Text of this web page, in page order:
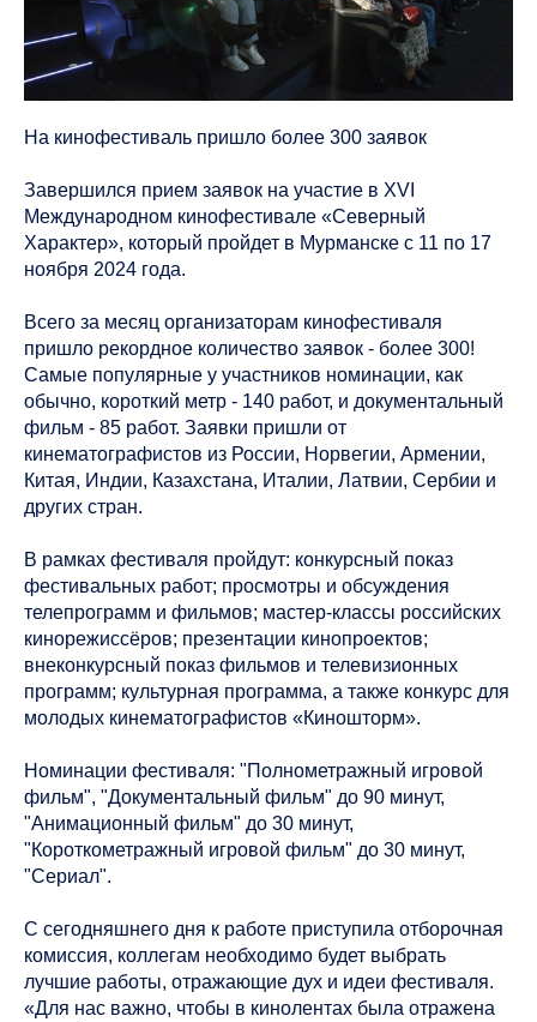
На кинофестиваль пришло более 300 заявок
Завершился прием заявок на участие в XVI
Международном кинофестивале «Северный
Характер», который пройдет в Мурманске с 11 по 17
ноября 2024 года.
Всего за месяц организаторам кинофестиваля
пришло рекордное количество заявок - более 300!
Самые популярные у участников номинации, как
обычно, короткий метр - 140 работ, и документальный
фильм - 85 работ. Заявки пришли от
кинематографистов из России, Норвегии, Армении,
Китая, Индии, Казахстана, Италии, Латвии, Сербии и
других стран.
В рамках фестиваля пройдут: конкурсный показ
фестивальных работ; просмотры и обсуждения
телепрограмм и фильмов; мастер-классы российских
кинорежиссёров; презентации кинопроектов;
внеконкурсный показ фильмов и телевизионных
программ; культурная программа, а также конкурс для
молодых кинематографистов «Киношторм».
Номинации фестиваля: "Полнометражный игровой
фильм", "Документальный фильм" до 90 минут,
"Анимационный фильм" до 30 минут,
"Короткометражный игровой фильм" до 30 минут,
"Сериал".
С сегодняшнего дня к работе приступила отборочная
комиссия, коллегам необходимо будет выбрать
лучшие работы, отражающие дух и идеи фестиваля.
«Для нас важно, чтобы в кинолентах была отражена